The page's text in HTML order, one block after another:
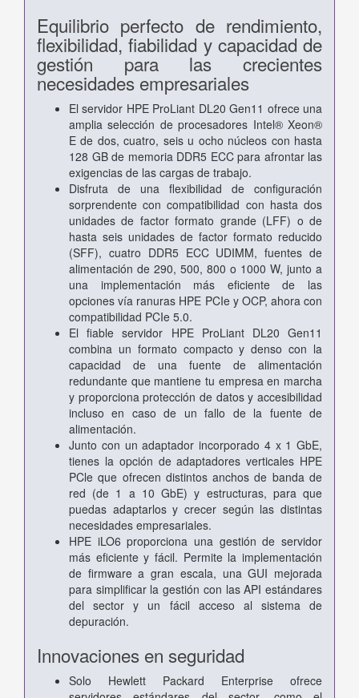
Equilibrio perfecto de rendimiento,
flexibilidad, fiabilidad y capacidad de
gestión para las crecientes
necesidades empresariales
El servidor HPE ProLiant DL20 Gen11 ofrece una
amplia selección de procesadores Intel® Xeon®
E de dos, cuatro, seis u ocho núcleos con hasta
128 GB de memoria DDR5 ECC para afrontar las
exigencias de las cargas de trabajo.
Disfruta de una flexibilidad de configuración
sorprendente con compatibilidad con hasta dos
unidades de factor formato grande (LFF) o de
hasta seis unidades de factor formato reducido
(SFF), cuatro DDR5 ECC UDIMM, fuentes de
alimentación de 290, 500, 800 o 1000 W, junto a
una implementación más eficiente de las
opciones vía ranuras HPE PCIe y OCP, ahora con
compatibilidad PCIe 5.0.
El fiable servidor HPE ProLiant DL20 Gen11
combina un formato compacto y denso con la
capacidad de una fuente de alimentación
redundante que mantiene tu empresa en marcha
y proporciona protección de datos y accesibilidad
incluso en caso de un fallo de la fuente de
alimentación.
Junto con un adaptador incorporado 4 x 1 GbE,
tienes la opción de adaptadores verticales HPE
PCle que ofrecen distintos anchos de banda de
red (de 1 a 10 GbE) y estructuras, para que
puedas adaptarlos y crecer según las distintas
necesidades empresariales.
HPE iLO6 proporciona una gestión de servidor
más eficiente y fácil. Permite la implementación
de firmware a gran escala, una GUI mejorada
para simplificar la gestión con las API estándares
del sector y un fácil acceso al sistema de
depuración.
Innovaciones en seguridad
Solo Hewlett Packard Enterprise ofrece